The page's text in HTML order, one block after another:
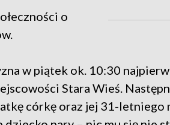
o
w piątek ok. 10:30
Stara Wieś.
córkę oraz jej 31-letniego